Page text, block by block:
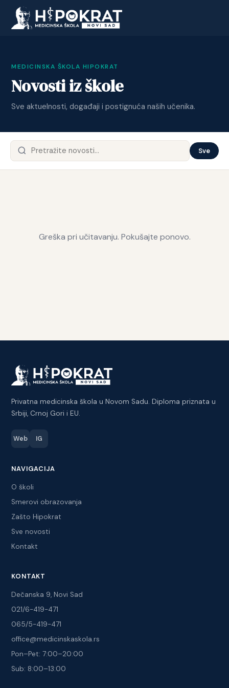
MEDICINSKA ŠKOLA HIPOKRAT
Novosti iz škole
Sve aktuelnosti, događaji i postignuća naših učenika.
Sve
Greška pri učitavanju. Pokušajte ponovo.
Privatna medicinska škola u Novom Sadu. Diploma priznata u
Srbiji, Crnoj Gori i EU.
Web IG
NAVIGACIJA
O školi
Smerovi obrazovanja
Zašto Hipokrat
Sve novosti
Kontakt
KONTAKT
Dečanska 9, Novi Sad
021/6-419-471
065/5-419-471
office@medicinskaskola.rs
Pon–Pet: 7:00–20:00
Sub: 8:00–13:00